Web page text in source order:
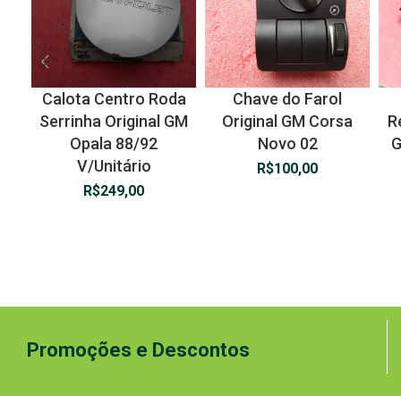
Calota Centro Roda
Serrinha Original GM
Opala 88/92
V/Unitário
R$249,00
Chave do Farol
Original GM Corsa
Novo 02
R$100,00
Promoções e Descontos